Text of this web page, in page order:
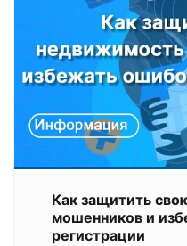
Как защитить
мошенников и
регистрации